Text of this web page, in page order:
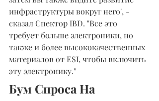
инфраструктуры вокруг него", -
сказал Спектор IBD. "Все это
требует больше электроники, но
также и более высококачественных
материалов от ESI, чтобы включить
эту электронику."
Бум Спроса На